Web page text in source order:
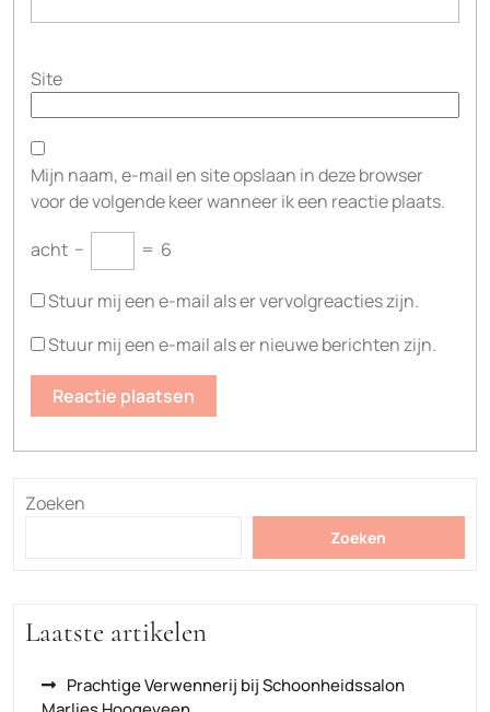
Site
Mijn naam, e-mail en site opslaan in deze browser
voor de volgende keer wanneer ik een reactie plaats.
acht − = 6
Stuur mij een e-mail als er vervolgreacties zijn.
Stuur mij een e-mail als er nieuwe berichten zijn.
Zoeken
Zoeken
Laatste artikelen
Prachtige Verwennerij bij Schoonheidssalon